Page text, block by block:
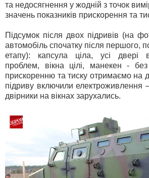
та недосягнення у жодній з точок
значень показників прискорення та
Підсумок після двох підривів (на
автомобіль спочатку після першого,
етапу): капсула ціла, усі двері
проблем, вікна цілі, манекен -
прискоренню та тиску отримаємо на
підриву включили електроживлення
двірники на вікнах зарухались.